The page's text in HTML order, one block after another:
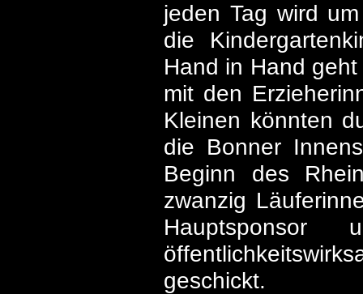
jeden Tag wird
die
Hand in Hand
mit den
Kleinen könnten
die Bonner
Beginn des
zwanzig
geschickt.